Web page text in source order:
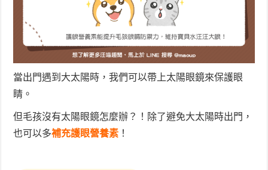
當出門遇到大太陽時，我們可以帶上太陽眼鏡來保護眼
睛。
但毛孩沒有太陽眼鏡怎麼辦？！除了避免大太陽時出門，
也可以多補充護眼營養素 ！